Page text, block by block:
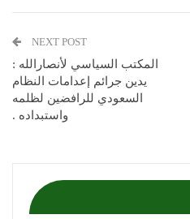
NEXT POST
المكتب السياسي لأنصارالله :
يدين جرائم إعدامات النظام
السعودي للرافضين لظلمه
واستبداده .